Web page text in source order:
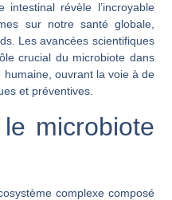
intestinal révèle l’incroyable
sur notre santé globale,
Les avancées scientifiques
crucial du microbiote dans
ouvrant la voie à de
et préventives.
le microbiote
complexe composé